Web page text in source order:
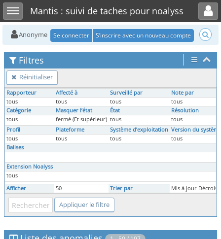
Toggle sidebarMantis : suivi de taches pour noalyss
Toggle user menu
Anonyme Se connecter S’inscrire avec un nouveau compte
Filtres
Réinitialiser
Rapporteur Affecté à Surveillé par
Note par
tous
tous tous
tous
Catégorie
Masquer l’état État
Résolution
tous
fermé (Et supérieur) tous
tous
Profil
Plateforme Système d’exploitation Version du
tous
tous tous
tous
Balises
Extension Noalyss
tous
Afficher
50 Trier par Mis à jour